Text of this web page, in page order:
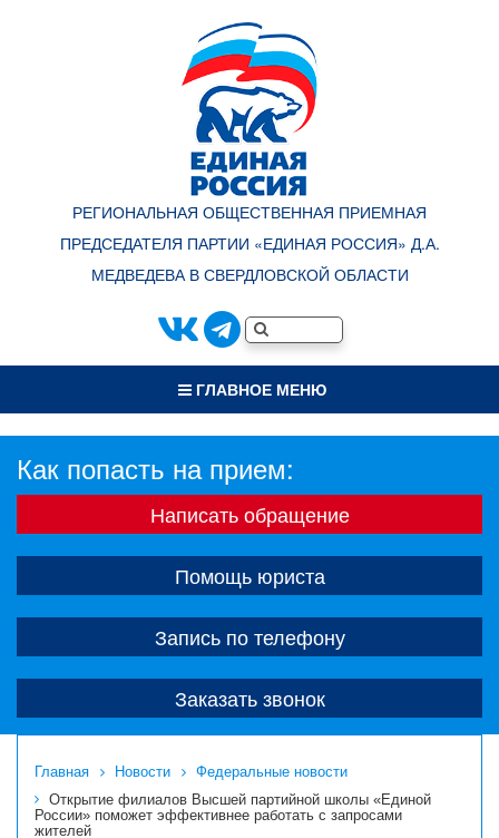
РЕГИОНАЛЬНАЯ ОБЩЕСТВЕННАЯ ПРИЕМНАЯ
ПРЕДСЕДАТЕЛЯ ПАРТИИ «ЕДИНАЯ РОССИЯ» Д.А.
МЕДВЕДЕВА В СВЕРДЛОВСКОЙ ОБЛАСТИ
ГЛАВНОЕ МЕНЮ
Как попасть на прием:
Написать обращение
Помощь юриста
Запись по телефону
Заказать звонок
Главная Новости
Федеральные новости
Открытие филиалов Высшей партийной школы «Единой
России» поможет эффективнее работать с запросами
жителей